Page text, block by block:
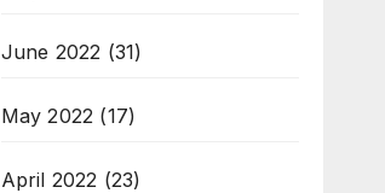
June 2022 (31)
May 2022 (17)
April 2022 (23)